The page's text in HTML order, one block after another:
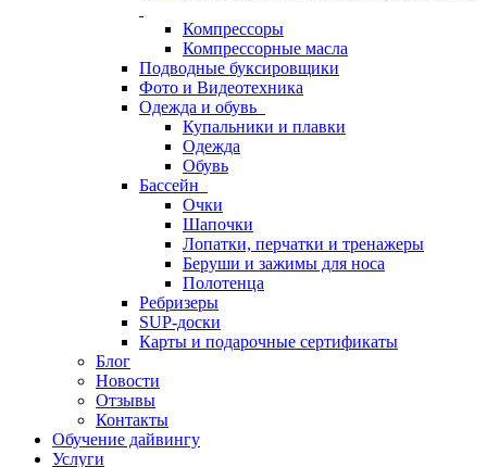
Компрессоры
Компрессорные масла
Подводные буксировщики
Фото и Видеотехника
Одежда и обувь
Купальники и плавки
Одежда
Обувь
Бассейн
Очки
Шапочки
Лопатки, перчатки и тренажеры
Беруши и зажимы для носа
Полотенца
Ребризеры
SUP-доски
Карты и подарочные сертификаты
Блог
Новости
Отзывы
Контакты
Обучение дайвингу
Услуги